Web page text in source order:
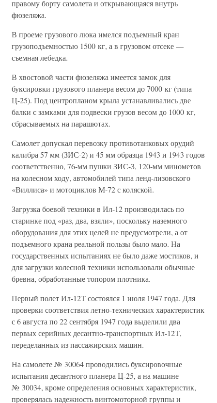
правому борту самолета и открывающаяся внутрь
фюзеляжа.
В проеме грузового люка имелся подъемный кран
грузоподъемностью 1500 кг, а в грузовом отсеке —
съемная лебедка.
В хвостовой части фюзеляжа имеется замок для
буксировки грузового планера весом до 7000 кг (типа
Ц-25). Под центропланом крыла устанавливались две
балки с замками для подвески грузов весом до 1000 кг,
сбрасываемых на парашютах.
Самолет допускал перевозку противотанковых орудий
калибра 57 мм (ЗИС-2) и 45 мм образца 1943 и 1943 годов
соответственно, 76-мм пушки ЗИС-З, 120-мм минометов
на колесном ходу, автомобилей типа ленд-лизовского
«Виллиса» и мотоциклов М-72 с коляской.
Загрузка боевой техники в Ил-12 производилась по
старинке под «раз, два, взяли», поскольку наземного
оборудования для этих целей не предусмотрели, а от
подъемного крана реальной пользы было мало. На
государственных испытаниях не было даже мостиков, и
для загрузки колесной техники использовали обычные
бревна, обработанные топором плотника.
Первый полет Ил-12Т состоялся 1 июля 1947 года. Для
проверки соответствия летно-технических характеристик
с 6 августа по 22 сентября 1947 года выделили два
первых серийных десантно-транспортных Ил-12Т,
переделанных из пассажирских машин.
На самолете № 30064 проводились буксировочные
испытания десантного планера Ц-25, а на машине
№ 30034, кроме определения основных характеристик,
проверялась надежность винтомоторной группы и